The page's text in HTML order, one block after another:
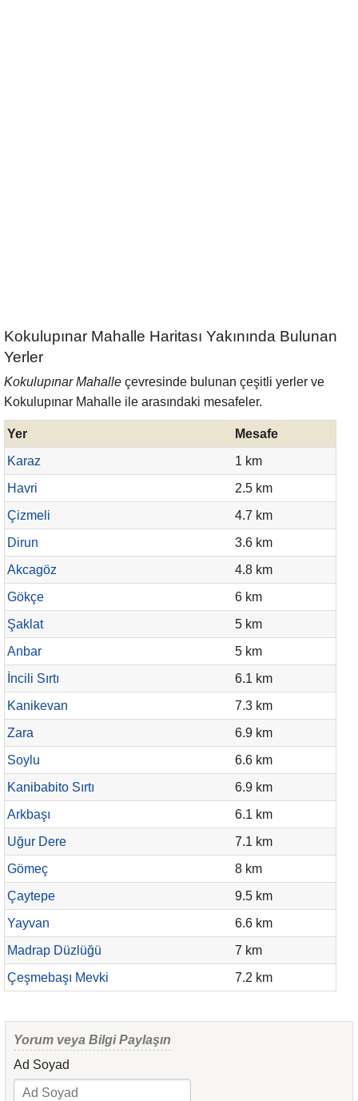
Kokulupınar Mahalle Haritası Yakınında Bulunan
Yerler
Kokulupınar Mahalle çevresinde bulunan çeşitli yerler ve
Kokulupınar Mahalle ile arasındaki mesafeler.
Yer
Mesafe
Karaz
1 km
Havri
2.5 km
Çizmeli
4.7 km
Dirun
3.6 km
Akcagöz
4.8 km
Gökçe
6 km
Şaklat
5 km
Anbar
5 km
İncili Sırtı
6.1 km
Kanikevan
7.3 km
Zara
6.9 km
Soylu
6.6 km
Kanibabito Sırtı
6.9 km
Arkbaşı
6.1 km
Uğur Dere
7.1 km
Gömeç
8 km
Çaytepe
9.5 km
Yayvan
6.6 km
Madrap Düzlüğü
7 km
Çeşmebaşı Mevki
7.2 km
Yorum veya Bilgi Paylaşın
Ad Soyad